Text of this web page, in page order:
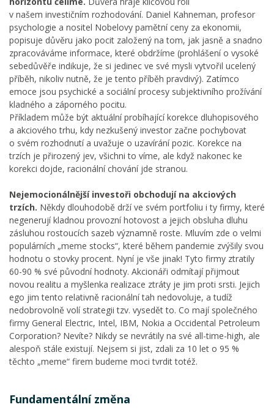
v našem investičním rozhodování. Daniel Kahneman, profesor
psychologie a nositel Nobelovy pamětní ceny za ekonomii,
popisuje důvěru jako pocit založený na tom, jak jasně a snadno
zpracováváme informace, které obdržíme (prohlášení o vysoké
sebedůvěře indikuje, že si jedinec ve své mysli vytvořil ucelený
příběh, nikoliv nutně, že je tento příběh pravdivý). Zatímco
emoce jsou psychické a sociální procesy subjektivního prožívání
kladného a záporného pocitu.
Příkladem může být aktuální probíhající korekce dluhopisového
a akciového trhu, kdy nezkušený investor začne pochybovat
o svém rozhodnutí a uvažuje o uzavírání pozic. Korekce na
trzích je přirozený jev, všichni to víme, ale když nakonec ke
korekci dojde, racionální chování jde stranou.
Nejemocionálnější investoři obchodují na akciových
trzích. Někdy dlouhodobě drží ve svém portfoliu i ty firmy, které
negenerují kladnou provozní hotovost a jejich obsluha dluhu
zásluhou rostoucích sazeb významně roste. Mluvím zde o velmi
populárních „meme stocks“, které během pandemie zvýšily svou
hodnotu o stovky procent. Nyní je vše jinak! Tyto firmy ztratily
60-90 % své původní hodnoty. Akcionáři odmítají přijmout
novou realitu a myšlenka realizace ztráty je jim proti srsti. Jejich
ego jim tento relativně racionální tah nedovoluje, a tudíž
nedobrovolně volí strategii tzv. vysedět to. Co mají společného
firmy General Electric, Intel, IBM, Nokia a Occidental Petroleum
Corporation? Nevíte? Nikdy se nevrátily na své all-time-high, ale
alespoň stále existují. Nejsem si jist, zdali za 10 let o 95 %
těchto „meme“ firem budeme moci tvrdit totéž.
Fundamentální změna